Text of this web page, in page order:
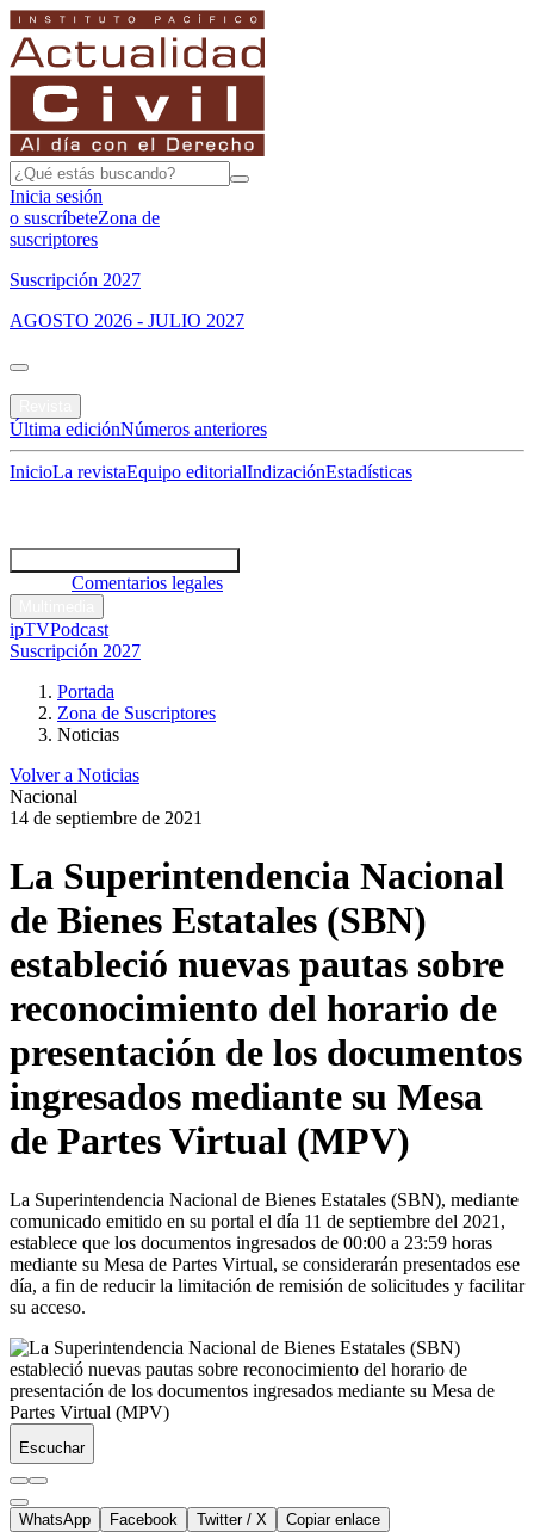
Inicia sesión
o suscríbeteZona de
suscriptores
Suscripción 2027
AGOSTO 2026 - JULIO 2027
Última ediciónNúmeros anteriores
InicioLa revistaEquipo editorialIndizaciónEstadísticas
Comentarios legales
ipTVPodcast
Suscripción 2027
Portada
Zona de Suscriptores
Noticias
Volver a Noticias
Nacional
14 de septiembre de 2021
La Superintendencia Nacional
de Bienes Estatales (SBN)
estableció nuevas pautas sobre
reconocimiento del horario de
presentación de los documentos
ingresados mediante su Mesa
de Partes Virtual (MPV)
La Superintendencia Nacional de Bienes Estatales (SBN), mediante
comunicado emitido en su portal el día 11 de septiembre del 2021,
establece que los documentos ingresados de 00:00 a 23:59 horas
mediante su Mesa de Partes Virtual, se considerarán presentados ese
día, a fin de reducir la limitación de remisión de solicitudes y facilitar
su acceso.
Escuchar
WhatsApp Facebook Twitter / X Copiar enlace